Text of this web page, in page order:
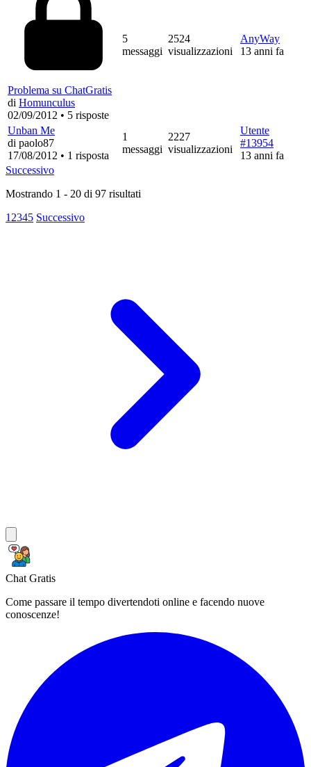
Problema su ChatGratis
di Homunculus
02/09/2012 • 5 risposte
5
messaggi
2524
visualizzazioni
AnyWay
13 anni fa
Unban Me
di paolo87
17/08/2012 • 1 risposta
1
messaggi
2227
visualizzazioni
Utente
#13954
13 anni fa
Successivo
Mostrando 1 - 20 di 97 risultati
1 2345 Successivo
Chat Gratis
Come passare il tempo divertendoti online e facendo nuove
conoscenze!